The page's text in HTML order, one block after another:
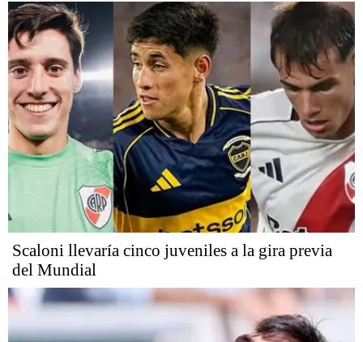
Scaloni llevaría cinco juveniles a la gira previa
del Mundial